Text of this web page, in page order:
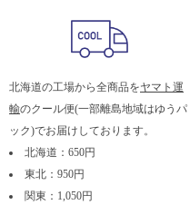
北海道の工場から全商品をヤマト運
輸のクール便(一部離島地域はゆうパ
ック)でお届けしております。
北海道：650円
東北：950円
関東：1,050円